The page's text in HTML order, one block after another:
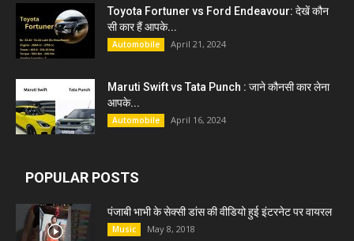
Toyota Fortuner vs Ford Endeavour: देखें कौन
सी कार हैं आपके...
Automobile April 21, 2024
Maruti Swift vs Tata Punch : जाने कौनसी कार लेना
आपके...
Automobile April 16, 2024
POPULAR POSTS
पंजाबी भाभी के सेक्सी डांस की वीडियो हुई इंटरनेट पर वायरल
Music May 8, 2018